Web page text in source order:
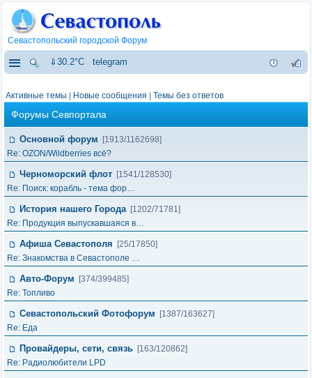
Севастопольский городской Форум
⇓30.2°C telegram
Активные темы Новые сообщения Темы без ответов
Форумы Севпортала
Основной форум
[1913/1162698]
Re: OZON/Wildberries всё?
Черноморский флот [1541/128530]
Re: Поиск: корабль - тема фор…
История нашего Города [1202/71781]
Re: Продукция выпускавшаяся в…
Афиша Севастополя
[25/17850]
Re: Знакомства в Севастополе …
Авто-Форум
[374/399485]
Re: Топливо
Севастопольский Фотофорум
[1387/163627]
Re: Еда
Провайдеры, сети, связь [163/120862]
Re: Радиолюбители LPD